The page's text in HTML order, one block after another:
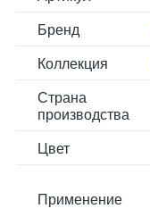
Бренд
Коллекция
Страна
производства
Цвет
Применение